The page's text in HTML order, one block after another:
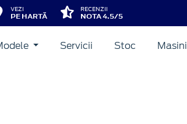
VEZI
PE HARTĂ
RECENZII
NOTA 4.5/5
Servicii Stoc